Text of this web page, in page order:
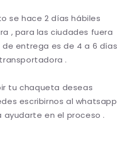
se hace 2 días hábiles
, para las ciudades fuera
entrega es de 4 a 6 días
.
tu chaqueta deseas
escribirnos al whatsapp
en el proceso .